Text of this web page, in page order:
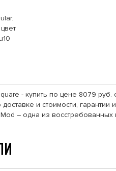
- купить по цене 8079
и стоимости,
– одна из